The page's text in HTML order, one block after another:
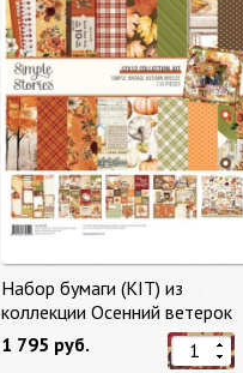
Набор бумаги (KIT) из
коллекции Осенний ветерок
"Autumn Breeze"
1 795 руб.